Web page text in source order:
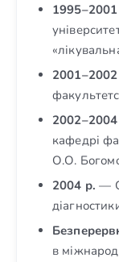
кафедрі
О.О.
2004 р. —
в